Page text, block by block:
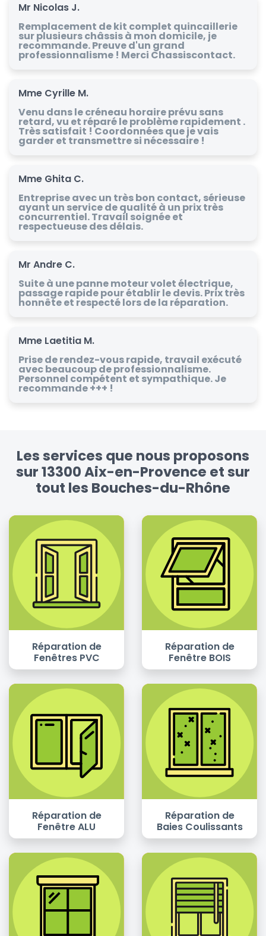
Mr Nicolas J.
Remplacement de kit complet quincaillerie
sur plusieurs châssis à mon domicile, je
recommande. Preuve d'un grand
professionnalisme ! Merci Chassiscontact.
Mme Cyrille M.
Venu dans le créneau horaire prévu sans
retard, vu et réparé le problème rapidement .
Très satisfait ! Coordonnées que je vais
garder et transmettre si nécessaire !
Mme Ghita C.
Entreprise avec un très bon contact, sérieuse
ayant un service de qualité à un prix très
concurrentiel. Travail soignée et
respectueuse des délais.
Mr Andre C.
Suite à une panne moteur volet électrique,
passage rapide pour établir le devis. Prix très
honnête et respecté lors de la réparation.
Mme Laetitia M.
Prise de rendez-vous rapide, travail exécuté
avec beaucoup de professionnalisme.
Personnel compétent et sympathique. Je
recommande +++ !
Les services que nous proposons
sur 13300 Aix-en-Provence et sur
tout les Bouches-du-Rhône
Réparation de
Fenêtres PVC
Réparation de
Fenêtre BOIS
Réparation de
Fenêtre ALU
Réparation de
Baies Coulissants